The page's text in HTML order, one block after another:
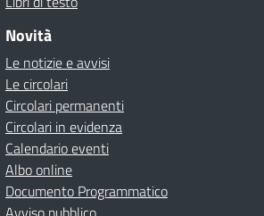
Novità
Le notizie e avvisi
Le circolari
Circolari permanenti
Circolari in evidenza
Calendario eventi
Albo online
Documento Programmatico